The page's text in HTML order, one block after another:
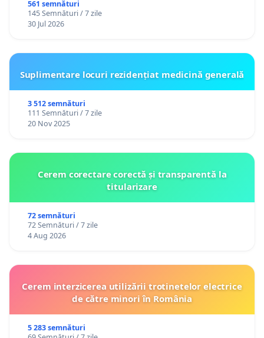
561 semnături
145 Semnături / 7 zile
30 Jul 2026
Suplimentare locuri rezidențiat medicină generală
3 512 semnături
111 Semnături / 7 zile
20 Nov 2025
Cerem corectare corectă și transparentă la
titularizare
72 semnături
72 Semnături / 7 zile
4 Aug 2026
Cerem interzicerea utilizării trotinetelor electrice
de către minori în România
5 283 semnături